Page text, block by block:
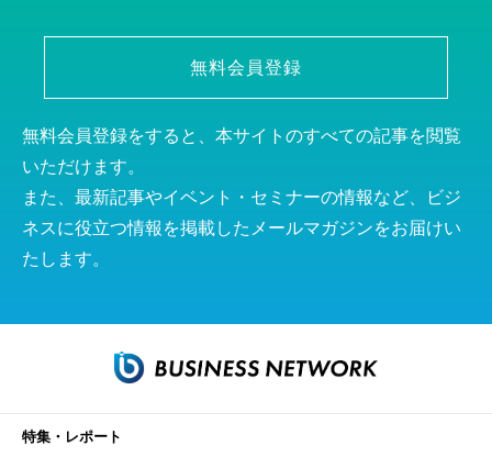
無料会員登録
無料会員登録をすると、本サイトのすべての記事を閲覧
いただけます。
また、最新記事やイベント・セミナーの情報など、ビジ
ネスに役立つ情報を掲載したメールマガジンをお届けい
たします。
特集・レポート